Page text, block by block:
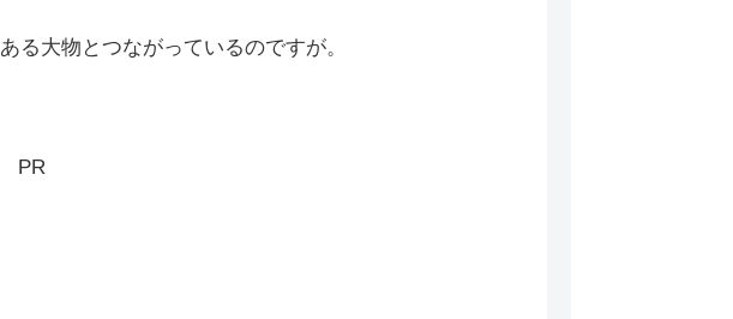
る大物とつながっているのですが。
PR